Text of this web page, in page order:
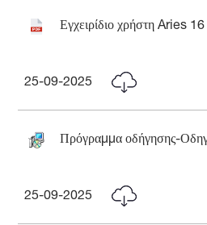
Εγχειρίδιο χρήστη Aries 16
25-09-2025
Πρόγραμμα οδήγησης-
25-09-2025